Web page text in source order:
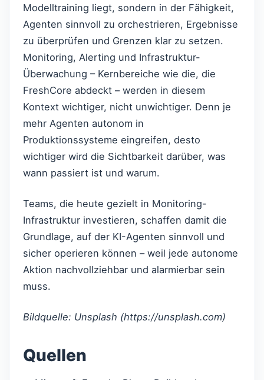
Modelltraining liegt, sondern in der Fähigkeit,
Agenten sinnvoll zu orchestrieren, Ergebnisse
zu überprüfen und Grenzen klar zu setzen.
Monitoring, Alerting und Infrastruktur-
Überwachung – Kernbereiche wie die, die
FreshCore abdeckt – werden in diesem
Kontext wichtiger, nicht unwichtiger. Denn je
mehr Agenten autonom in
Produktionssysteme eingreifen, desto
wichtiger wird die Sichtbarkeit darüber, was
wann passiert ist und warum.
Teams, die heute gezielt in Monitoring-
Infrastruktur investieren, schaffen damit die
Grundlage, auf der KI-Agenten sinnvoll und
sicher operieren können – weil jede autonome
Aktion nachvollziehbar und alarmierbar sein
muss.
Bildquelle: Unsplash (https://unsplash.com)
Quellen